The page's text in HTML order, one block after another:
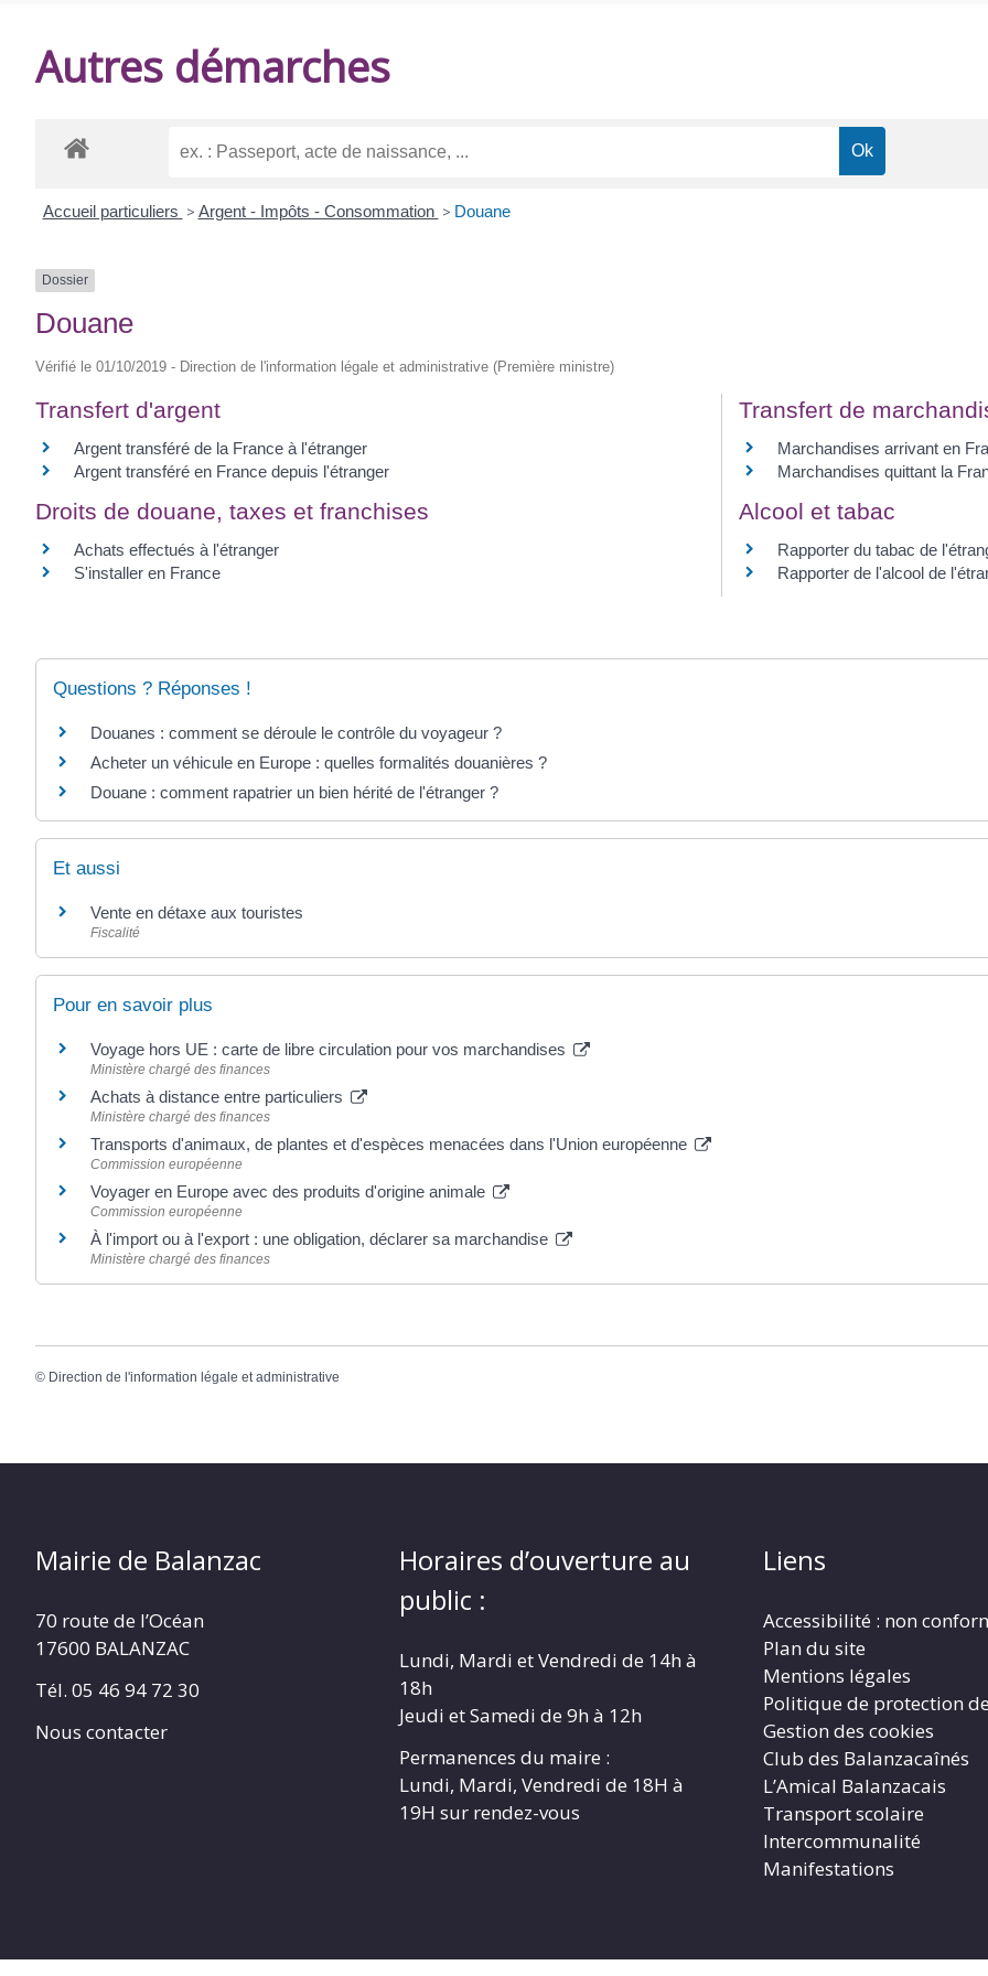
Autres démarches
Accueil particuliers > Argent - Impôts - Consommation > Douane
Dossier
Douane
Vérifié le 01/10/2019 - Direction de l'information légale et administrative (Première ministre)
Transfert d'argent
Argent transféré de la France à l'étranger
Argent transféré en France depuis l'étranger
Transfert de
Marchandises arrivant en
Marchandises quittant la
Droits de douane, taxes et franchises
Achats effectués à l'étranger
S'installer en France
Alcool et tabac
Rapporter du tabac de
Rapporter de l'alcool de
Questions ? Réponses !
Douanes : comment se déroule le contrôle du voyageur ?
Acheter un véhicule en Europe : quelles formalités douanières ?
Douane : comment rapatrier un bien hérité de l'étranger ?
Et aussi
Vente en détaxe aux touristes
Fiscalité
Pour en savoir plus
Voyage hors UE : carte de libre circulation pour vos marchandises
Ministère chargé des finances
Achats à distance entre particuliers
Ministère chargé des finances
Transports d'animaux, de plantes et d'espèces menacées dans l'Union européenne
Commission européenne
Voyager en Europe avec des produits d'origine animale
Commission européenne
À l'import ou à l'export : une obligation, déclarer sa marchandise
Ministère chargé des finances
© Direction de l'information légale et administrative
Mairie de Balanzac
70 route de l’Océan
17600 BALANZAC
Tél. 05 46 94 72 30
Nous contacter
Horaires d’ouverture au
public :
Lundi, Mardi et Vendredi de 14h à
18h
Jeudi et Samedi de 9h à 12h
Permanences du maire :
Lundi, Mardi, Vendredi de 18H à
19H sur rendez-vous
Liens
Accessibilité : non
Plan du site
Mentions légales
Politique de protection
Gestion des cookies
Club des Balanzacaînés
L’Amical Balanzacais
Transport scolaire
Intercommunalité
Manifestations